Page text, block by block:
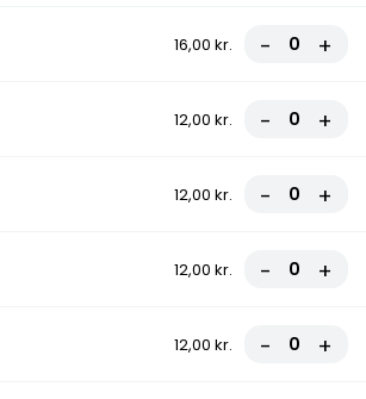
16,00 kr. - +
12,00 kr. - +
12,00 kr. - +
12,00 kr. - +
12,00 kr. - +